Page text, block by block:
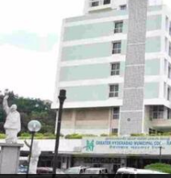
Hyderabad:
జీహెచ్‌ఎంసీ
విస్తరణ, ఫుట్
భారీగా నిధులు
వ్రాసిన వారు Sirish Praharaju Oct 11,
ఈ వార్తాకథనం ఏంటి